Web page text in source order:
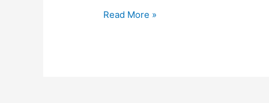
Read More »